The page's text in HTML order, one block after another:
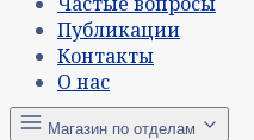
Публикации
Контакты
О нас
Магазин по отделам